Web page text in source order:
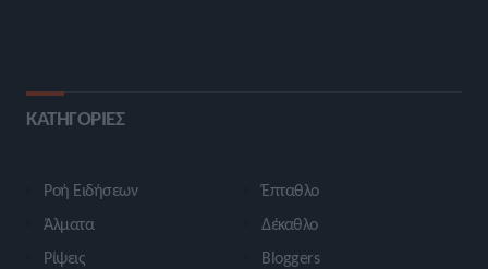
ΚΑΤΗΓΟΡΙΕΣ
Ροή Ειδήσεων
Άλματα
Ρίψεις
Έπταθλο
Δέκαθλο
Bloggers